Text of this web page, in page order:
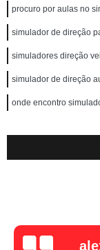
procuro por aulas no
simulador de direção
simuladores direção
simulador de direção
onde encontro